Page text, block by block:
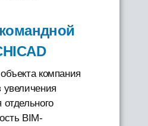
компания
увеличения
BIM-